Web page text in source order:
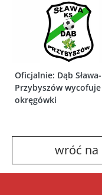
Oficjalnie: Dąb Sława-
Przybyszów
okręgówki
wróć na